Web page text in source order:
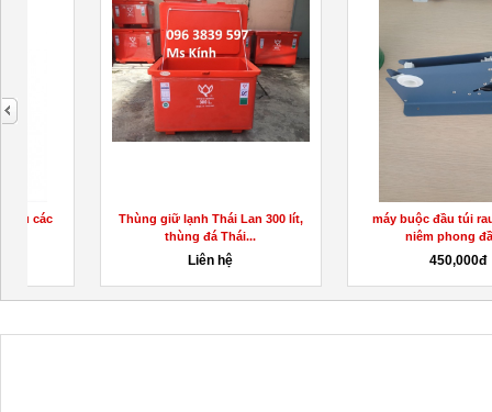
máy buộc đầu túi rau củ, máy
niêm phong đầu...
Sự cần thiết của hệ thống phun
bi với ngành...
100,000,000đ
next